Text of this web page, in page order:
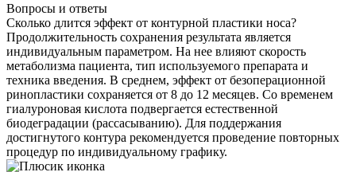
Вопросы и ответы
Сколько длится эффект от контурной пластики носа?
Продолжительность сохранения результата является
индивидуальным параметром. На нее влияют скорость
метаболизма пациента, тип используемого препарата и
техника введения. В среднем, эффект от безоперационной
ринопластики сохраняется от 8 до 12 месяцев. Со временем
гиалуроновая кислота подвергается естественной
биодеградации (рассасыванию). Для поддержания
достигнутого контура рекомендуется проведение повторных
процедур по индивидуальному графику.